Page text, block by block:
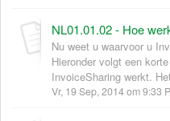
NL01.01.02 - Hoe
Nu weet u waarvoor u
Hieronder volgt een
InvoiceSharing werkt.
Vr, 19 Sep, 2014 om 9:33